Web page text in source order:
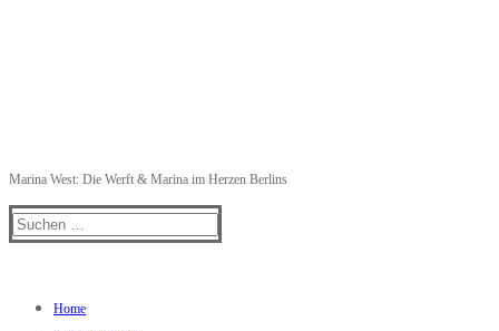
Marina West: Die Werft & Marina im Herzen Berlins
Suchen
Home